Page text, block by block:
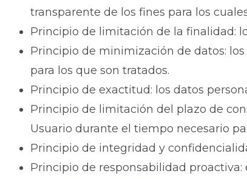
transparente de los fines para los
Principio de limitación de la finalidad:
Principio de minimización de datos:
para los que son tratados.
Principio de exactitud: los datos
Principio de limitación del plazo de
Usuario durante el tiempo necesario
Principio de integridad y
Principio de responsabilidad